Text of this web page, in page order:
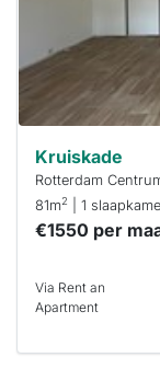
Kruiskade
Rotterdam
81m2 | 1
€1550 per
Via Rent an
Apartment